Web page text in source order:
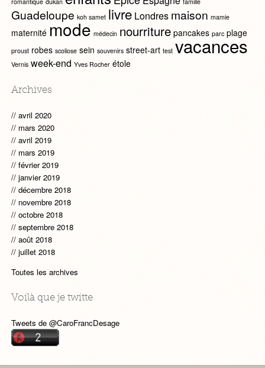
Guadeloupe koh samet livre Londres maison mamie
maternité mode médecin nourriture pancakes parc plage
proust robes scoliose sein souvenirs street-art test vacances
Vernis week-end Yves Rocher étole
Archives
avril 2020
mars 2020
avril 2019
mars 2019
février 2019
janvier 2019
décembre 2018
novembre 2018
octobre 2018
septembre 2018
août 2018
juillet 2018
Toutes les archives
Voilà que je twitte
Tweets de @CaroFrancDesage